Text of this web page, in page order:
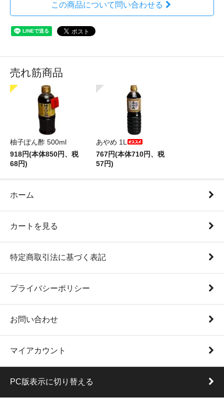
この商品について問い合わせる
売れ筋商品
柚子ぽん酢 500ml
918円(本体850円、税
68円)
あやめ 1L
767円(本体710円、税
57円)
ホーム
カートを見る
特定商取引法に基づく表記
プライバシーポリシー
お問い合わせ
マイアカウント
PC版表示に切り替える